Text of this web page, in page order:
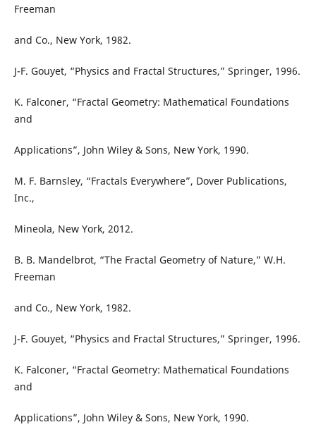
Freeman
and Co., New York, 1982.
J-F. Gouyet, “Physics and Fractal Structures,” Springer, 1996.
K. Falconer, “Fractal Geometry: Mathematical Foundations
and
Applications”, John Wiley & Sons, New York, 1990.
M. F. Barnsley, “Fractals Everywhere”, Dover Publications,
Inc.,
Mineola, New York, 2012.
B. B. Mandelbrot, “The Fractal Geometry of Nature,” W.H.
Freeman
and Co., New York, 1982.
J-F. Gouyet, “Physics and Fractal Structures,” Springer, 1996.
K. Falconer, “Fractal Geometry: Mathematical Foundations
and
Applications”, John Wiley & Sons, New York, 1990.